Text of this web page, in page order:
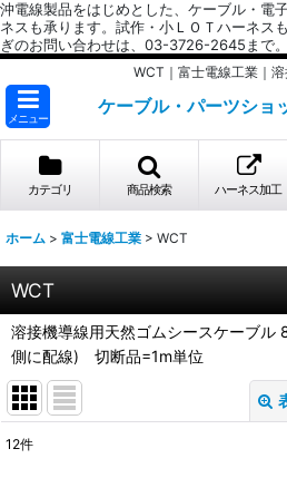
沖電線製品をはじめとした、ケーブル・電
ネスも承ります。試作・小ＬＯＴハーネス
ぎのお問い合わせは、03-3726-2645まで。
WCT｜富士電線工業｜
メニュー
ケーブル・パーツシ
カテゴリ 商品検索 ハーネス加工
ホーム > 富士電線工業 > WCT
WCT
溶接機導線用天然ゴムシースケーブル
側に配線) 切断品=1m単位
12件